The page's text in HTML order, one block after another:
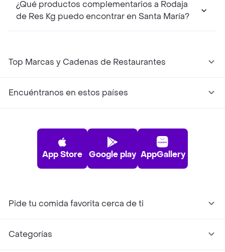
¿Qué productos complementarios a Rodaja
de Res Kg puedo encontrar en Santa María?
Top Marcas y Cadenas de Restaurantes
Encuéntranos en estos países
App Store Google play AppGallery
Pide tu comida favorita cerca de ti
Categorías